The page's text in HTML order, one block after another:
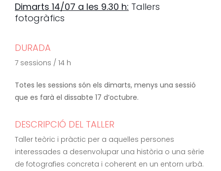
Dimarts 14/07 a les 9.30 h: Tallers
fotogràfics
DURADA
7 sessions / 14 h
Totes les sessions són els dimarts, menys una sessió
que es farà el dissabte 17 d’octubre.
DESCRIPCIÓ DEL TALLER
Taller teòric i pràctic per a aquelles persones
interessades a desenvolupar una història o una sèrie
de fotografies concreta i coherent en un entorn urbà.